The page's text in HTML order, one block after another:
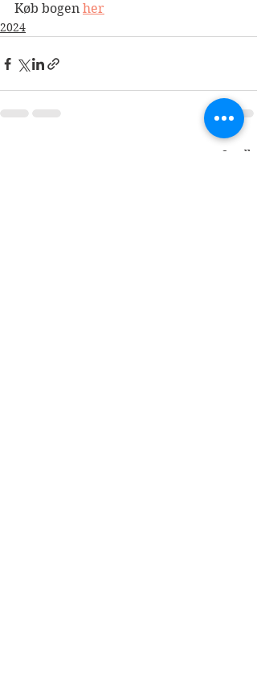
Køb bogen her
2024
Se alle